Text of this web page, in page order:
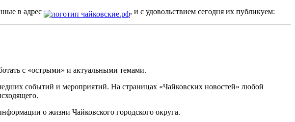
в адрес
, и с удовольствием сегодня их публикуем:
с «острыми» и актуальными темами.
событий и мероприятий. На страницах «Чайковских новостей» любой
о жизни Чайковского городского округа.